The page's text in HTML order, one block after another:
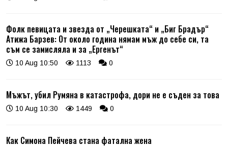
Фолк певицата и звезда от „Черешката“ и „Биг Брадър“
Атижа Барзев: От около година нямам мъж до себе си, та
съм се замисляла и за „Ергенът“
10 Aug 10:50 1113 0
Мъжът, убил Румяна в катастрофа, дори не е съден за това
10 Aug 10:30 1449 0
Как Симона Пейчева стана фатална жена